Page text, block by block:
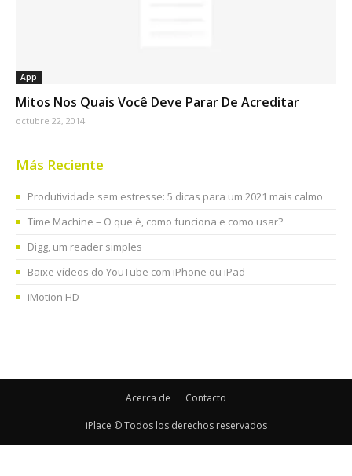
App
Mitos Nos Quais Você Deve Parar De Acreditar
octubre 22, 2014
Más Reciente
Produtividade sem estresse: 5 dicas para um 2021 mais calmo
Time Machine – O que é, como funciona e como usar?
Digg, um reader simples
Baixe vídeos do YouTube com iPhone ou iPad
iMotion HD
Acerca de Contacto
iPlace © Todos los derechos reservados